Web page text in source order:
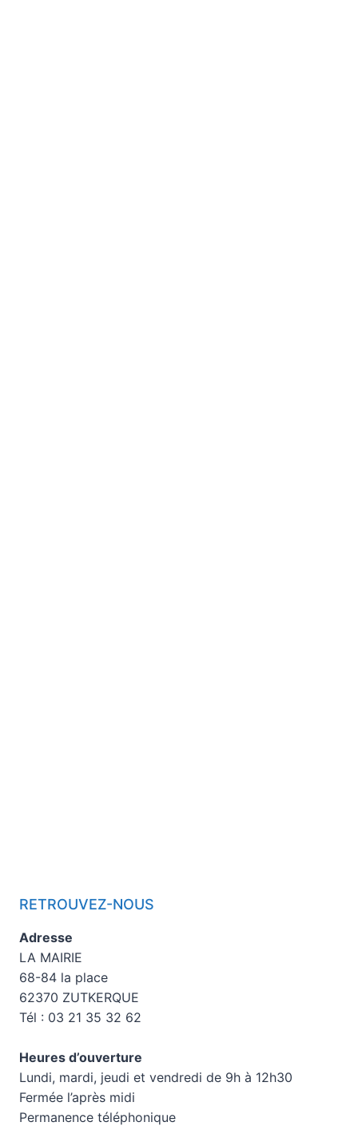
RETROUVEZ-NOUS
Adresse
LA MAIRIE
68-84 la place
62370 ZUTKERQUE
Tél : 03 21 35 32 62
Heures d’ouverture
Lundi, mardi, jeudi et vendredi de 9h à 12h30
Fermée l’après midi
Permanence téléphonique